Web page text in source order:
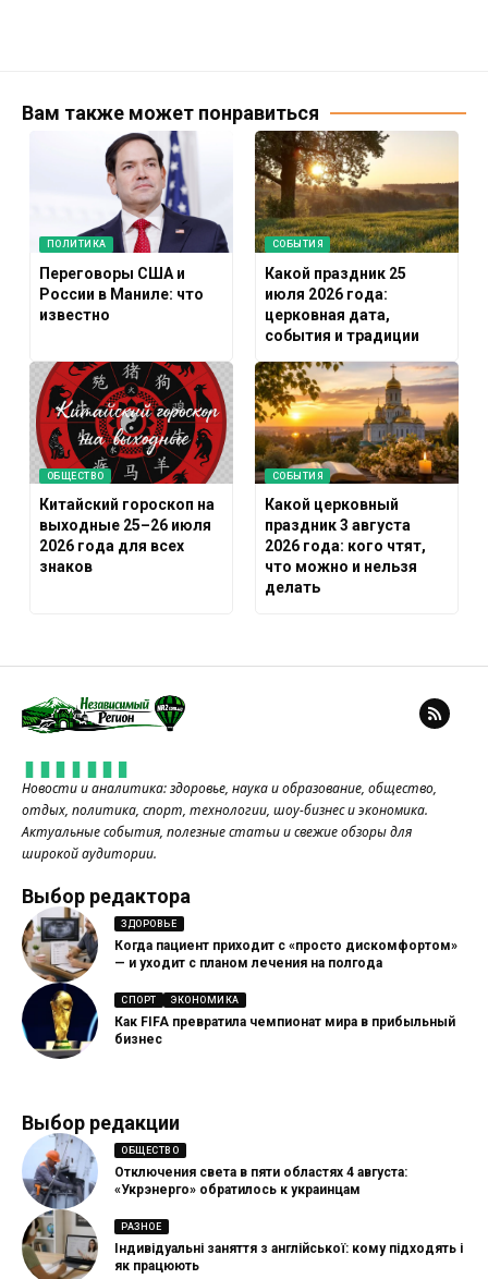
Вам также может понравиться
ПОЛИТИКА
Переговоры США и
России в Маниле: что
известно
СОБЫТИЯ
Какой праздник 25
июля 2026 года:
церковная дата,
события и традиции
ОБЩЕСТВО
Китайский гороскоп на
выходные 25–26 июля
2026 года для всех
знаков
СОБЫТИЯ
Какой церковный
праздник 3 августа
2026 года: кого чтят,
что можно и нельзя
делать
Новости и аналитика: здоровье, наука и образование, общество,
отдых, политика, спорт, технологии, шоу-бизнес и экономика.
Актуальные события, полезные статьи и свежие обзоры для
широкой аудитории.
Выбор редактора
ЗДОРОВЬЕ
Когда пациент приходит с «просто дискомфортом»
— и уходит с планом лечения на полгода
СПОРТ ЭКОНОМИКА
Как FIFA превратила чемпионат мира в прибыльный
бизнес
Выбор редакции
ОБЩЕСТВО
Отключения света в пяти областях 4 августа:
«Укрэнерго» обратилось к украинцам
РАЗНОЕ
Індивідуальні заняття з англійської: кому підходять і
як працюють